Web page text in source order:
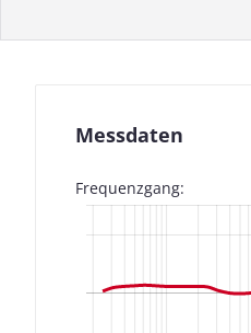
Messdaten
Frequenzgang: